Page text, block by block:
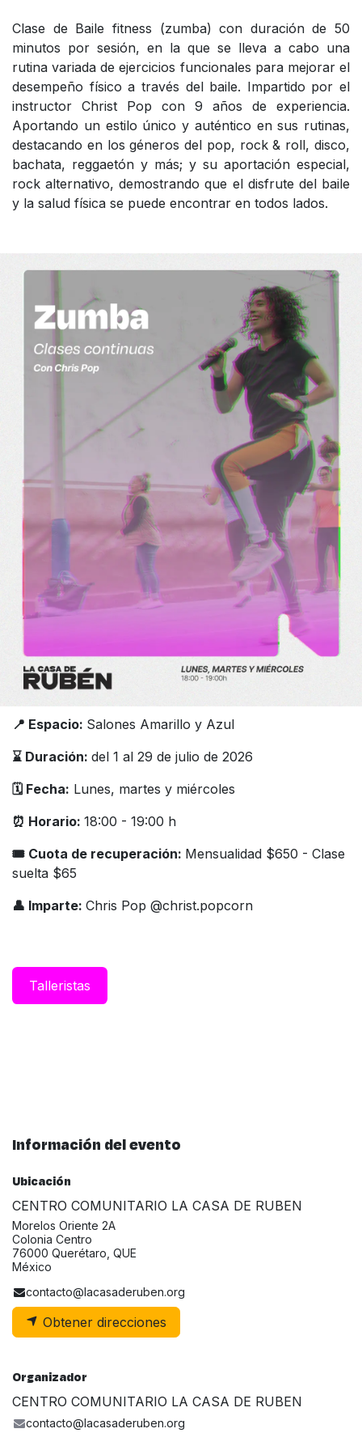
Clase de Baile fitness (zumba) con duración de 50
minutos por sesión, en la que se lleva a cabo una
rutina variada de ejercicios funcionales para mejorar el
desempeño físico a través del baile. Impartido por el
instructor Christ Pop con 9 años de experiencia.
Aportando un estilo único y auténtico en sus rutinas,
destacando en los géneros del pop, rock & roll, disco,
bachata, reggaetón y más; y su aportación especial,
rock alternativo, demostrando que el disfrute del baile
y la salud física se puede encontrar en todos lados.
📍 Espacio: Salones Amarillo y Azul
⌛️ Duración: del 1 al 29 de julio de 2026
🗓️ Fecha: Lunes, martes y miércoles
⏰ Horario: 18:00 - 19:00 h
🎟 Cuota de recuperación: Mensualidad $650 - Clase
suelta $65
👤 Imparte: Chris Pop @christ.popcorn
Taller​istas
Información del evento
Ubicación
CENTRO COMUNITARIO LA CASA DE RUBEN
Morelos Oriente 2A
Colonia Centro
76000 Querétaro, QUE
México
contacto@lacasaderuben.org
Obtener direcciones
Organizador
CENTRO COMUNITARIO LA CASA DE RUBEN
contacto@lacasaderuben.org